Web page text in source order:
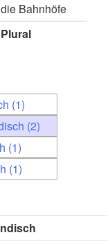
die Bahnhöfe
Plural
(1)
(2)
(1)
(1)